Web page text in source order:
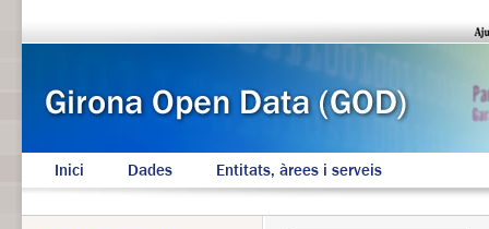
Inici Dades Entitats, àrees i serveis